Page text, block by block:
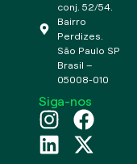
conj. 52/54.
Bairro
Perdizes.
São Paulo SP
Brasil –
05008-010
Siga-nos